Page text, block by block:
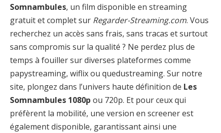
Somnambules, un film disponible en streaming
gratuit et complet sur Regarder-Streaming.com. Vous
recherchez un accès sans frais, sans tracas et surtout
sans compromis sur la qualité ? Ne perdez plus de
temps à fouiller sur diverses plateformes comme
papystreaming, wiflix ou quedustreaming. Sur notre
site, plongez dans l’univers haute définition de Les
Somnambules 1080p ou 720p. Et pour ceux qui
préfèrent la mobilité, une version en screener est
également disponible, garantissant ainsi une